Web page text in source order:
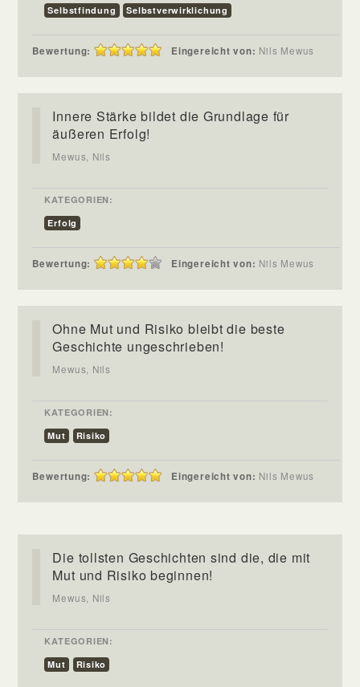
Selbstfindung Selbstverwirklichung
Bewertung: Eingereicht von: Nils Mewus
Innere Stärke bildet die Grundlage für
äußeren Erfolg!
Mewus, Nils
KATEGORIEN:
Erfolg
Bewertung: Eingereicht von: Nils Mewus
Ohne Mut und Risiko bleibt die beste
Geschichte ungeschrieben!
Mewus, Nils
KATEGORIEN:
Mut
Risiko
Bewertung: Eingereicht von: Nils Mewus
Die tollsten Geschichten sind die, die mit
Mut und Risiko beginnen!
Mewus, Nils
KATEGORIEN:
Mut
Risiko